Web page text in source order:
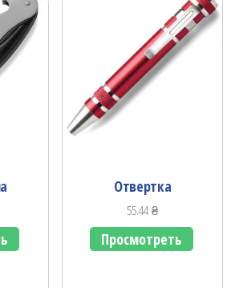
Отвертка
55.44₴
Просмотреть